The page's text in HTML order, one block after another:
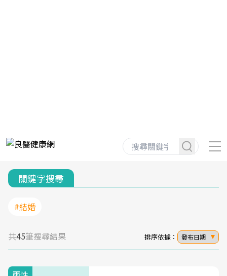
關鍵字搜尋
#結婚
共45筆搜尋結果 排序依據： 發布日期